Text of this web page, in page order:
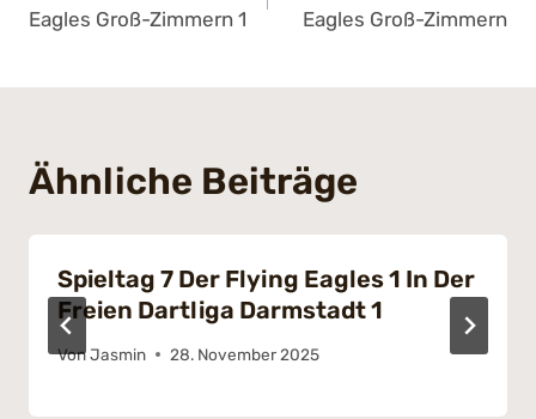
Eagles Groß-Zimmern 1
Eagles Groß-Zimmern
Ähnliche Beiträge
Spieltag 7 Der Flying Eagles 1 In Der
Freien Dartliga Darmstadt 1
VonJasmin 28. November 2025